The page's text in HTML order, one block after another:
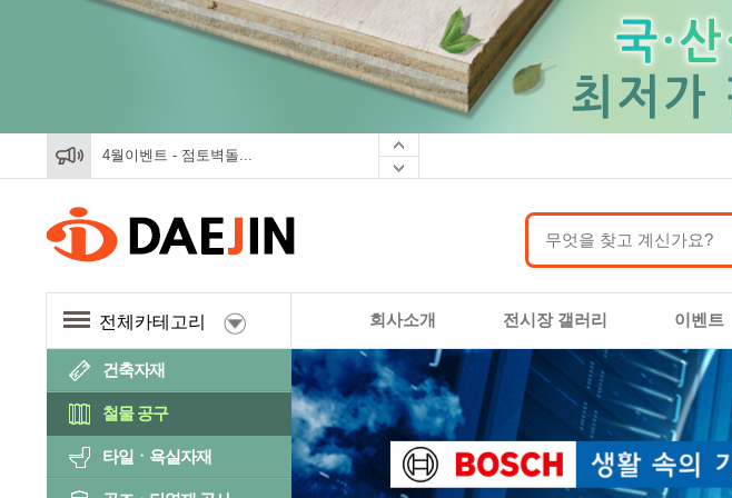
4월이벤트 - 점토벽돌...
전체카테고리 회사소개 전시장 갤러리 이벤트
건축자재
철물 공구
타일ㆍ욕실자재